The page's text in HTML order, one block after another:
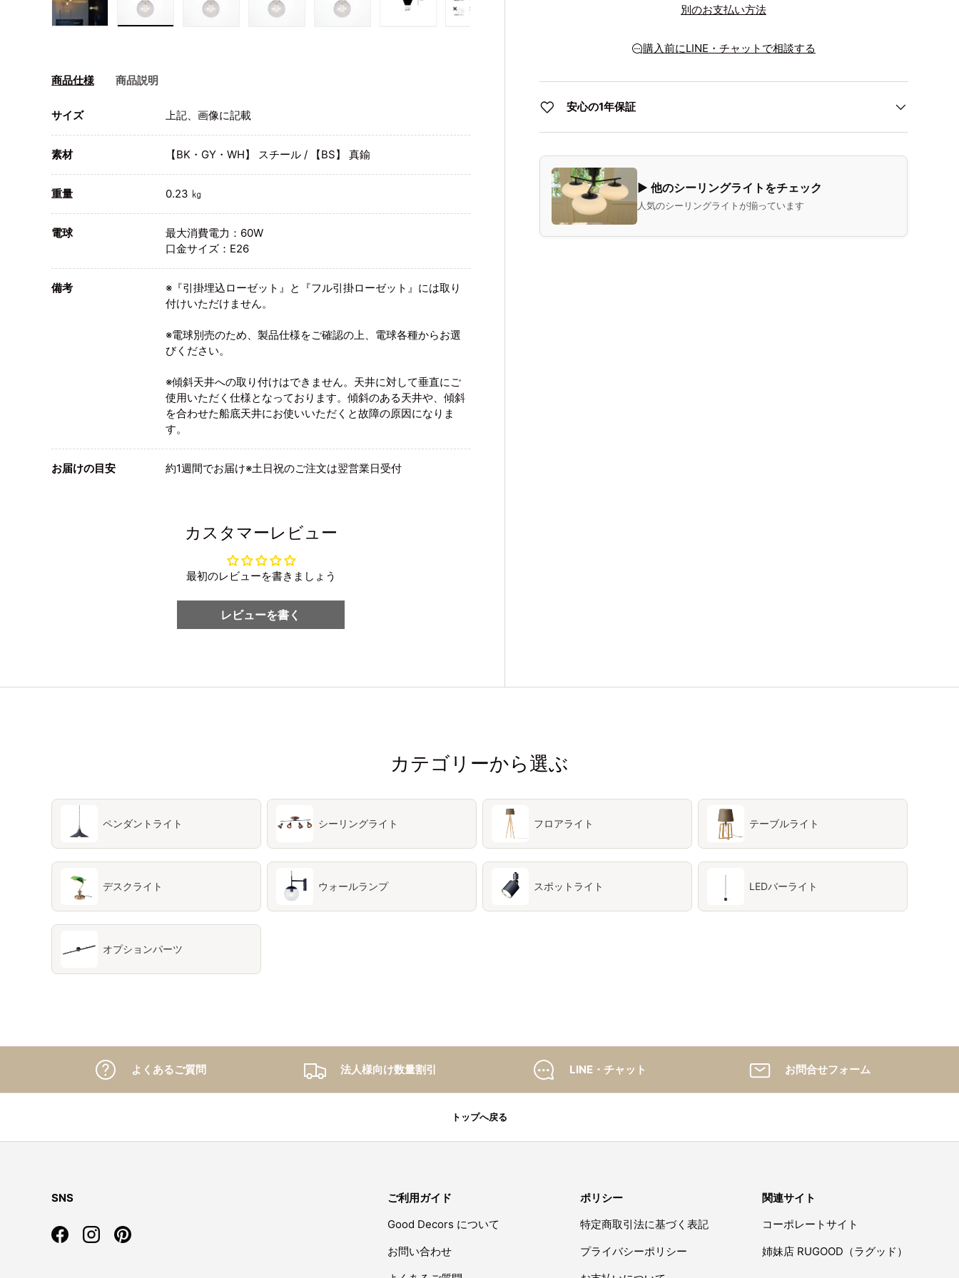
別のお支払い方法
購入前にLINE・チャットで相談する
安心の1年保証
▶ 他のシーリングライトをチェック
人気のシーリングライトが揃っています
商品仕様 商品説明
サイズ 上記、画像に記載
素材 【BK・GY・WH】 スチール / 【BS】 真鍮
重量 0.23 ㎏
電球
最大消費電力：60W
口金サイズ：E26
備考
※『引掛埋込ローゼット』と『フル引掛ローゼット』には取り
付けいただけません。
※電球別売のため、製品仕様をご確認の上、電球各種からお選
びください。
※傾斜天井への取り付けはできません。天井に対して垂直にご
使用いただく仕様となっております。傾斜のある天井や、傾斜
を合わせた船底天井にお使いいただくと故障の原因になりま
す。
お届けの目安 約1週間でお届け※土日祝のご注文は翌営業日受付
カスタマーレビュー
最初のレビューを書きましょう
レビューを書く
カテゴリーから選ぶ
ペンダントライト シーリングライト フロアライト テーブルライト
デスクライト ウォールランプ スポットライト LEDバーライト
オプションパーツ
よくあるご質問 法人様向け数量割引 LINE・チャット お問合せフォーム
トップへ戻る
SNS
FacebookInstagramPinterest
ご利用ガイド
Good Decors について
お問い合わせ
ポリシー
特定商取引法に基づく表記
プライバシーポリシー
関連サイト
コーポレートサイト
姉妹店 RUGOOD（ラグッド）